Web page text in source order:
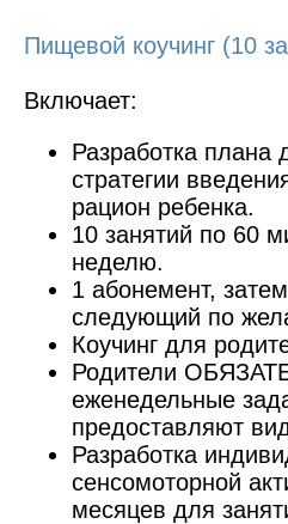
Пищевой коучинг (10
Включает:
Разработка плана
стратегии
рацион ребенка.
10 занятий по 60
неделю.
1 абонемент,
следующий по
Коучинг для
Родители
еженедельные
предоставляют
Разработка
сенсомоторной
месяцев для